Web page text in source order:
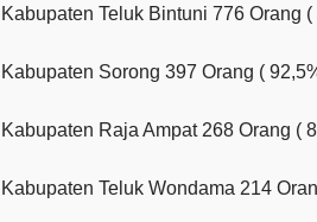
Kabupaten Teluk Bintuni 776 Orang (
Kabupaten Sorong 397 Orang (
Kabupaten Raja Ampat 268 Orang (
Kabupaten Teluk Wondama 214